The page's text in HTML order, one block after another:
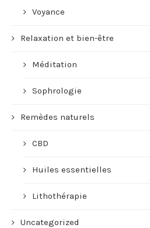
Voyance
Relaxation et bien-être
Méditation
Sophrologie
Remèdes naturels
CBD
Huiles essentielles
Lithothérapie
Uncategorized